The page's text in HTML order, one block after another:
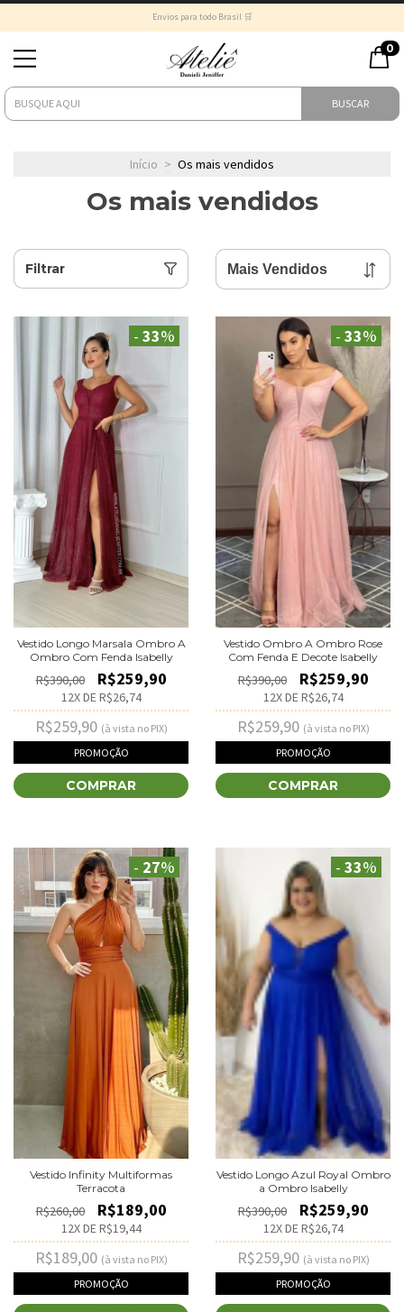
Envios para todo Brasil 🛒
BUSCAR
0
Início > Os mais vendidos
Os mais vendidos
Filtrar
- 33%
Vestido Longo Marsala Ombro A
Ombro Com Fenda Isabelly
R$390,00 R$259,90
12X DER$26,74
R$259,90 (à vista no PIX)
PROMOÇÃO
COMPRAR
- 33%
Vestido Ombro A Ombro Rose
Com Fenda E Decote Isabelly
R$390,00 R$259,90
12X DER$26,74
R$259,90 (à vista no PIX)
PROMOÇÃO
COMPRAR
- 27%
Vestido Infinity Multiformas
Terracota
R$260,00 R$189,00
12X DER$19,44
R$189,00 (à vista no PIX)
PROMOÇÃO
- 33%
Vestido Longo Azul Royal Ombro
a Ombro Isabelly
R$390,00 R$259,90
12X DER$26,74
R$259,90 (à vista no PIX)
PROMOÇÃO